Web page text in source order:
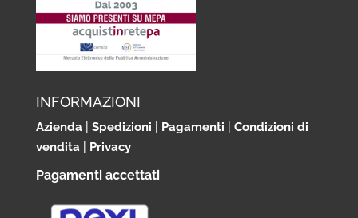
INFORMAZIONI
Azienda| Spedizioni Pagamenti
Condizioni di
vendita| Privacy
Pagamenti accettati